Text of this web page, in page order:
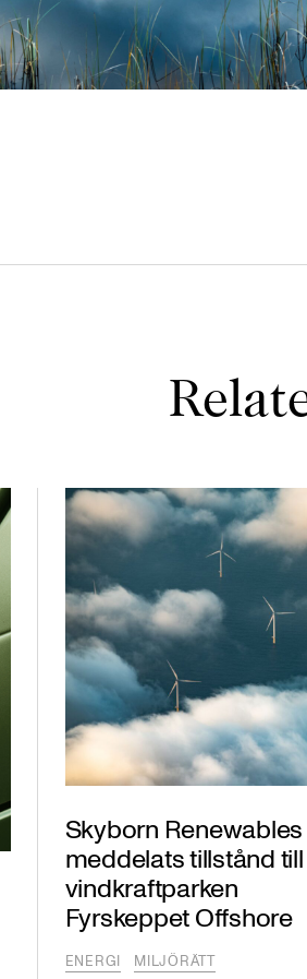
Skyborn
meddelats tillstånd till
vindkraftparken
Fyrskeppet Offshore
ENERGI
MILJÖRÄTT